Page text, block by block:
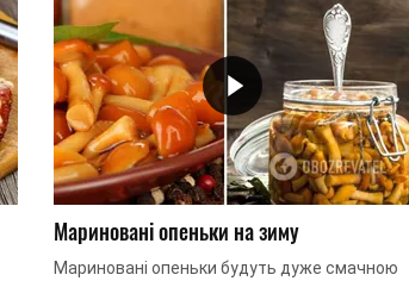
Мариновані опеньки на зиму
Мариновані опеньки будуть дуже смачною